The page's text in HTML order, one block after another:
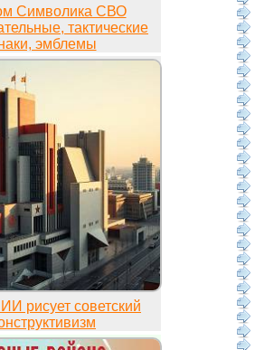
Символика СВО
тактические
эмблемы
рисует советский